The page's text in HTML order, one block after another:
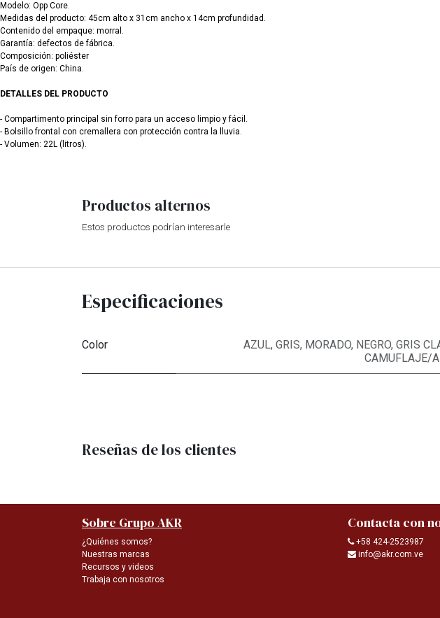
Modelo: Opp Core.
Medidas del producto: 45cm alto x 31cm ancho x 14cm profundidad.
Contenido del empaque: morral.
Garantía: defectos de fábrica.
Composición: poliéster
País de origen: China.
DETALLES DEL PRODUCTO
- Compartimento principal sin forro para un acceso limpio y fácil.
- Bolsillo frontal con cremallera con protección contra la lluvia.
- Volumen: 22L (litros).
Productos alternos
Estos productos podrían interesarle
Especificaciones
Color AZUL, GRIS, MORADO, NEGRO, GRIS
CAMUFLAJE/
Reseñas de los clientes
Sobre Grupo AKR
¿Quiénes somos?
Nuestras marcas
Recursos y videos
Trabaja con nosotros
Contacta con
+58 424-2523987
info@akr.com.ve